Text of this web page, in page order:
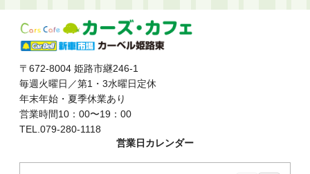
〒672-8004 姫路市継246-1
毎週火曜日／第1・3水曜日定休
年末年始・夏季休業あり
営業時間10：00〜19：00
TEL.079-280-1118
営業日カレンダー